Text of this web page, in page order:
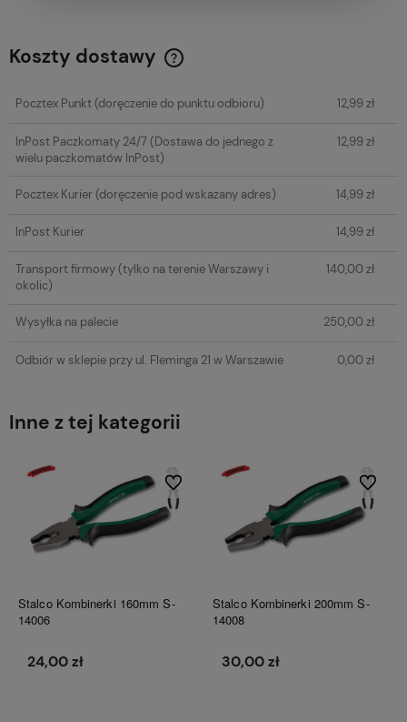
Koszty dostawy
Pocztex Punkt(doręczenie do punktu odbioru) 12,99 zł
InPost Paczkomaty 24/7(Dostawa do jednego z
wielu paczkomatów InPost)
12,99 zł
Pocztex Kurier(doręczenie pod wskazany adres) 14,99 zł
InPost Kurier 14,99 zł
Transport firmowy(tylko na terenie Warszawy i
okolic)
140,00 zł
Wysyłka na palecie 250,00 zł
Odbiór w sklepie przy ul. Fleminga 21 w Warszawie 0,00 zł
Inne z tej kategorii
Stalco Kombinerki 160mm S-
14006
24,00 zł
Do ulubionych
Stalco Kombinerki 200mm S-
14008
30,00 zł
Do